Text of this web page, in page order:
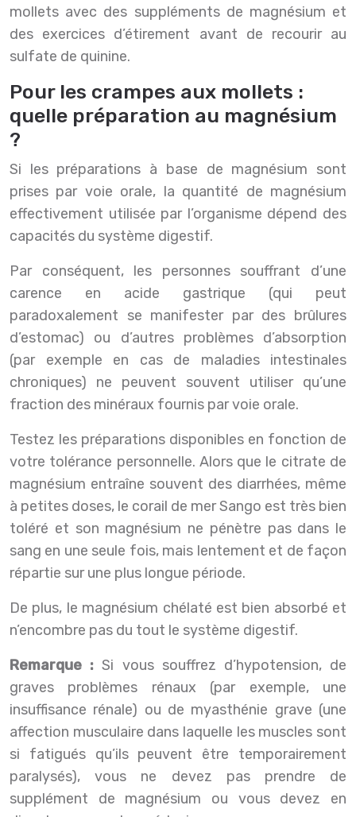
mollets avec des suppléments de magnésium et
des exercices d’étirement avant de recourir au
sulfate de quinine.
Pour les crampes aux mollets :
quelle préparation au magnésium
?
Si les préparations à base de magnésium sont
prises par voie orale, la quantité de magnésium
effectivement utilisée par l’organisme dépend des
capacités du système digestif.
Par conséquent, les personnes souffrant d’une
carence en acide gastrique (qui peut
paradoxalement se manifester par des brûlures
d’estomac) ou d’autres problèmes d’absorption
(par exemple en cas de maladies intestinales
chroniques) ne peuvent souvent utiliser qu’une
fraction des minéraux fournis par voie orale.
Testez les préparations disponibles en fonction de
votre tolérance personnelle. Alors que le citrate de
magnésium entraîne souvent des diarrhées, même
à petites doses, le corail de mer Sango est très bien
toléré et son magnésium ne pénètre pas dans le
sang en une seule fois, mais lentement et de façon
répartie sur une plus longue période.
De plus, le magnésium chélaté est bien absorbé et
n’encombre pas du tout le système digestif.
Remarque : Si vous souffrez d’hypotension, de
graves problèmes rénaux (par exemple, une
insuffisance rénale) ou de myasthénie grave (une
affection musculaire dans laquelle les muscles sont
si fatigués qu’ils peuvent être temporairement
paralysés), vous ne devez pas prendre de
supplément de magnésium ou vous devez en